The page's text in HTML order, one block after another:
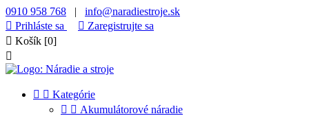
0910 958 768 | info@naradiestroje.sk
 Prihláste sa  Zaregistrujte sa
 Košík [0]

  Kategórie
  Akumulátorové náradie